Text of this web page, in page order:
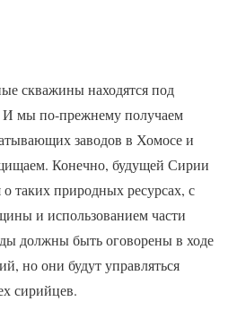
скважины находятся под
И мы по-прежнему получаем
заводов в Хомосе и
Конечно, будущей Сирии
таких природных ресурсах, с
и использованием части
должны быть оговорены в ходе
но они будут управляться
сирийцев.